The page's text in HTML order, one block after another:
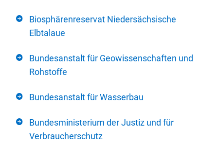
Biosphärenreservat Niedersächsische
Elbtalaue
Bundesanstalt für Geowissenschaften und
Rohstoffe
Bundesanstalt für Wasserbau
Bundesministerium der Justiz und für
Verbraucherschutz